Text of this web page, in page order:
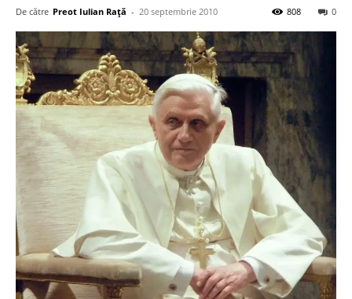
De către Preot Iulian Raţă - 20 septembrie 2010 0
808